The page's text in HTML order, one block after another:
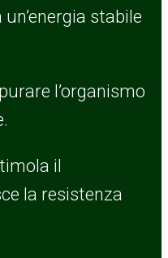
stabile
l’organismo
il
la resistenza